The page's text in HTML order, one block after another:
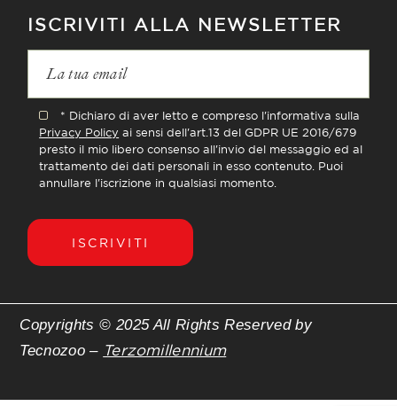
ISCRIVITI ALLA NEWSLETTER
* Dichiaro di aver letto e compreso l'informativa sulla
Privacy Policy ai sensi dell'art.13 del GDPR UE 2016/679
presto il mio libero consenso all'invio del messaggio ed al
trattamento dei dati personali in esso contenuto. Puoi
annullare l'iscrizione in qualsiasi momento.
ISCRIVITI
Copyrights © 2025 All Rights Reserved by
Tecnozoo – Terzomillennium